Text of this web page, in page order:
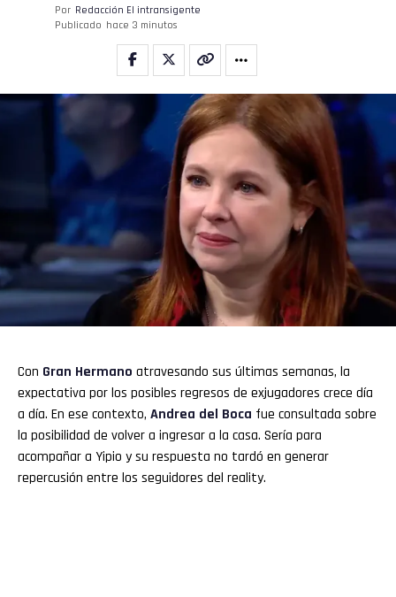
Por Redacción El intransigente
Publicado hace 3 minutos
Con Gran Hermano atravesando sus últimas semanas, la
expectativa por los posibles regresos de exjugadores crece día
a día. En ese contexto, Andrea del Boca fue consultada sobre
la posibilidad de volver a ingresar a la casa. Sería para
acompañar a Yipio y su respuesta no tardó en generar
repercusión entre los seguidores del reality.